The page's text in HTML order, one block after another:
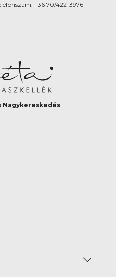
+36 70/422-3976
Nagykereskedés